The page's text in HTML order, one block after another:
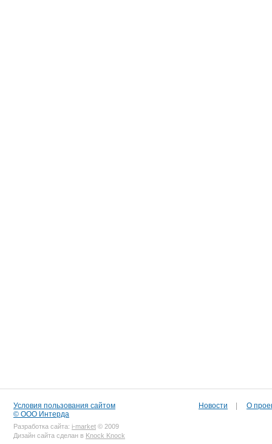
Условия пользования сайтом
© ООО Интерда
Разработка сайта: i-market © 2009
Дизайн сайта сделан в Knock Knock
Новости О